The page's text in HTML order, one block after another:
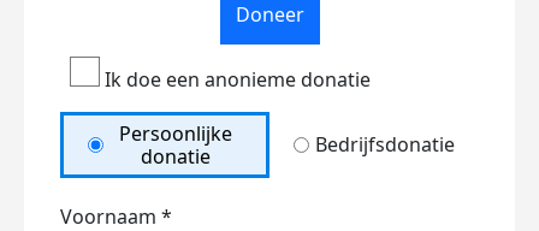
Doneer
Ik doe een anonieme donatie
Persoonlijke
donatie
Bedrijfsdonatie
Voornaam *